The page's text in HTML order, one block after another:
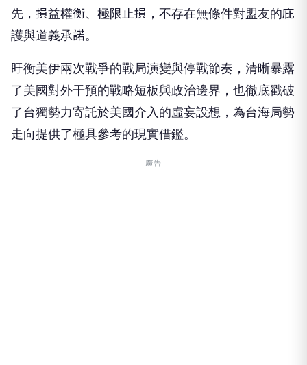
先，損益權衡、極限止損，不存在無條件對盟友的庇
護與道義承諾。
盱衡美伊兩次戰爭的戰局演變與停戰節奏，清晰暴露
了美國對外干預的戰略短板與政治邊界，也徹底戳破
了台獨勢力寄託於美國介入的虛妄設想，為台海局勢
走向提供了極具參考的現實借鑑。
廣告